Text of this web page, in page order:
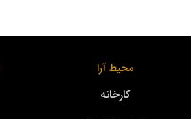
محیط آرا
کارخانه